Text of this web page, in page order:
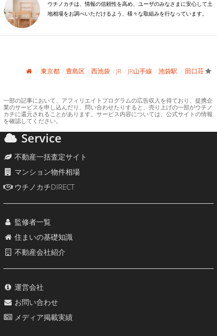
ウチノカチは、情報の信頼性を高め、ユーザのみなさまに安心して土
地相場をお調べいただけるよう、様々な取組みを行なっています。
東京都 豊島区 西池袋 JR JR山手線 池袋駅 田口荘
一部の記事において、アフィリエイトプログラムの広告収入を得ており、提携企
業のサービスを申し込んだり、問い合わせたりすると、売り上げの一部がウチノ
カチに還元されることがあります。サービス内容については、公式サイトの情報
を確認してください。
Service
不動産一括査定サイト
マンション物件相場
ウチノカチDIRECT
監修者一覧
住まいの基礎知識
不動産会社紹介
運営会社
お問い合わせ
メディア掲載実績